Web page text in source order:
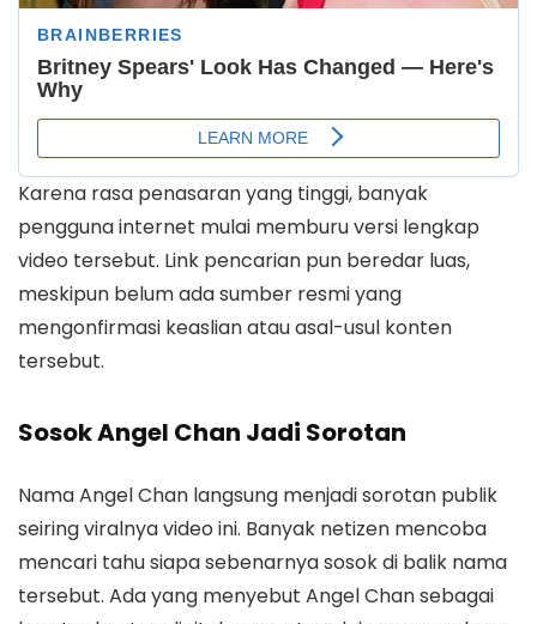
Karena rasa penasaran yang tinggi, banyak
pengguna internet mulai memburu versi lengkap
video tersebut. Link pencarian pun beredar luas,
meskipun belum ada sumber resmi yang
mengonfirmasi keaslian atau asal-usul konten
tersebut.
Sosok Angel Chan Jadi Sorotan
Nama Angel Chan langsung menjadi sorotan publik
seiring viralnya video ini. Banyak netizen mencoba
mencari tahu siapa sebenarnya sosok di balik nama
tersebut. Ada yang menyebut Angel Chan sebagai